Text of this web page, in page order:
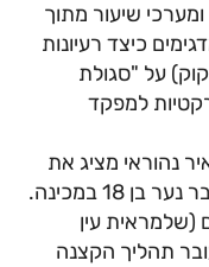
שיעור מתוך
כיצד רעיונות
קוק) על "סגולת
למפקד
נהוראי מציג את
תהליך ה"אינדוקטרינציה" שעובר נער בן 18 במכינה.
(שלמראית עין
תהליך הקצנה